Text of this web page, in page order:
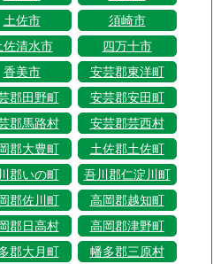
土佐市
須崎市
佐清水市
四万十市
香美市
安芸郡東洋町
郡田野町
安芸郡安田町
郡馬路村
安芸郡芸西村
郡大豊町
土佐郡土佐町
郡いの町
吾川郡仁淀川町
郡佐川町
高岡郡越知町
郡日高村
高岡郡津野町
郡大月町
幡多郡三原村